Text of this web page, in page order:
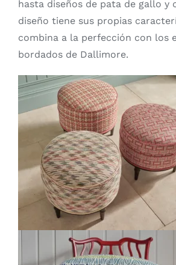
hasta diseños de pata de gallo y
diseño tiene sus propias
combina a la perfección con los
bordados de Dallimore.